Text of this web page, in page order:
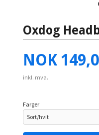
Oxdog
Pris
NOK
inkl. mva.
Farger